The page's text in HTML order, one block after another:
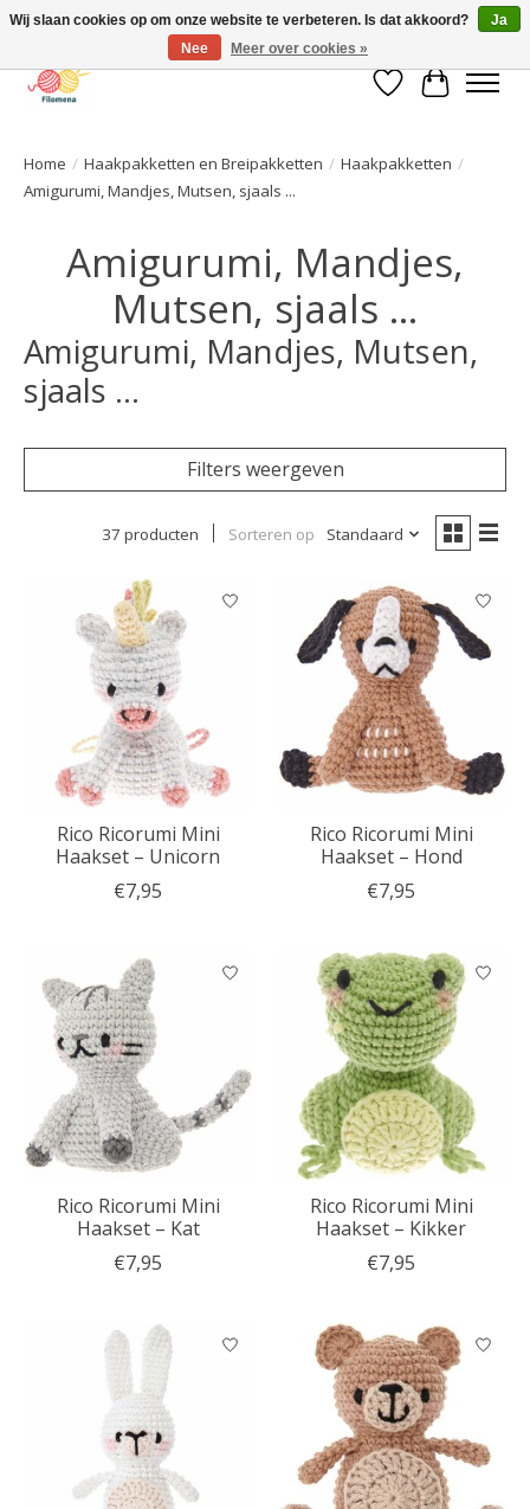
Verlanglijst
Home / Haakpakketten en Breipakketten / Haakpakketten /
Amigurumi, Mandjes, Mutsen, sjaals ...
Amigurumi, Mandjes,
Mutsen, sjaals ...
Amigurumi, Mandjes, Mutsen,
sjaals ...
Filters weergeven
37 producten Sorteren op Standaard
Rico Ricorumi Mini
Haakset – Unicorn
€7,95
Rico Ricorumi Mini
Haakset – Hond
€7,95
Rico Ricorumi Mini
Haakset – Kat
€7,95
Rico Ricorumi Mini
Haakset – Kikker
€7,95
Wij slaan cookies op om onze website te verbeteren. Is dat akkoord?
Ja
Nee
Meer over cookies »